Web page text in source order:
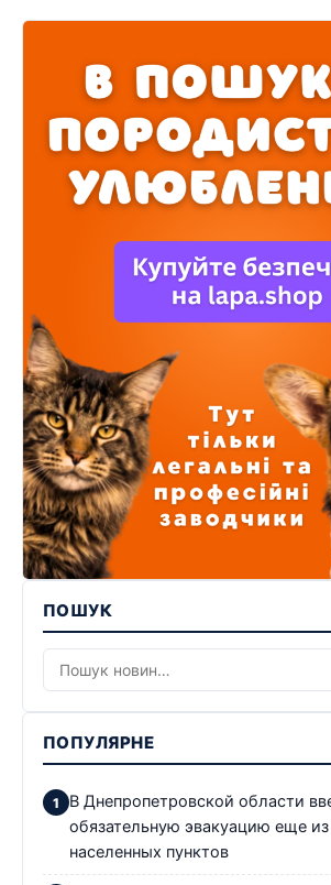
ПОШУК
ПОПУЛЯРНЕ
В Днепропетровской области
обязательную эвакуацию еще из
населенных пунктов